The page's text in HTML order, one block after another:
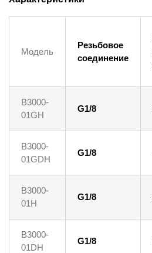
Модель
Резьбовое
соединение
B3000-
01GH
G1/8
B3000-
01GDH
G1/8
B3000-
01H
G1/8
B3000-
01DH
G1/8